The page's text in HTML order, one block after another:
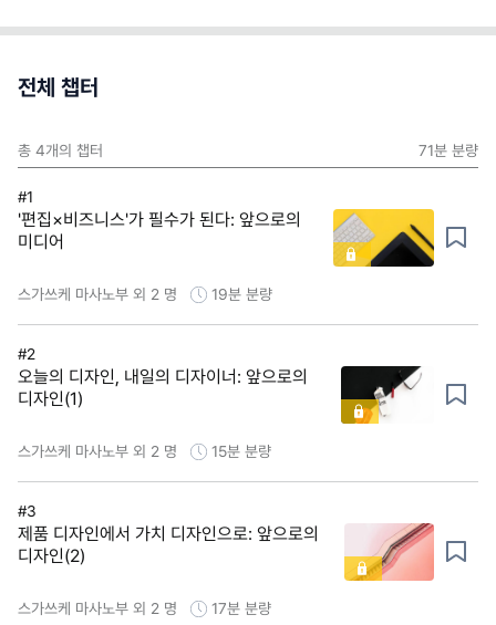
전체 챕터
총 4개의 챕터 71분 분량
#1
'편집×비즈니스'가 필수가 된다: 앞으로의
미디어
스가쓰케 마사노부 외 2 명 19분 분량
#2
오늘의 디자인, 내일의 디자이너: 앞으로의
디자인(1)
스가쓰케 마사노부 외 2 명 15분 분량
#3
제품 디자인에서 가치 디자인으로: 앞으로의
디자인(2)
스가쓰케 마사노부 외 2 명 17분 분량